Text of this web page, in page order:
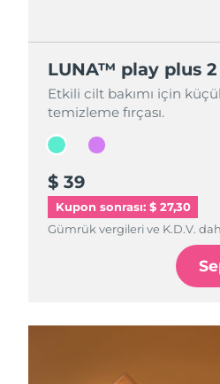
LUNA™ play plus 2
Etkili cilt bakımı için
temizleme fırçası.
$ 39
Kupon sonrası: $ 27,30
Gümrük vergileri ve K.D.V.
LUNA™ play plus 2
Etkili cilt bakımı için
temizleme fırçası.
$ 39
Gümrük vergileri ve K.D.V.